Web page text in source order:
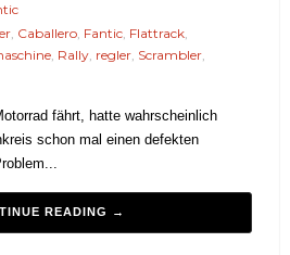
, Caballero, Fantic, Flattrack,
, Rally, regler, Scrambler,
fährt, hatte wahrscheinlich
schon mal einen defekten
READING →